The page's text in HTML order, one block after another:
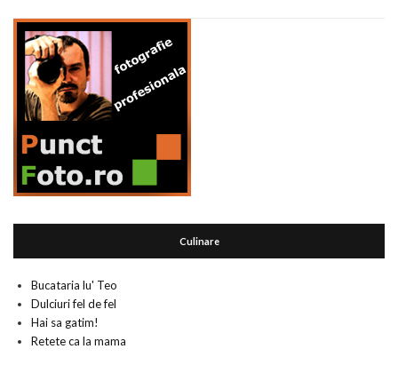
Culinare
Bucataria lu' Teo
Dulciuri fel de fel
Hai sa gatim!
Retete ca la mama